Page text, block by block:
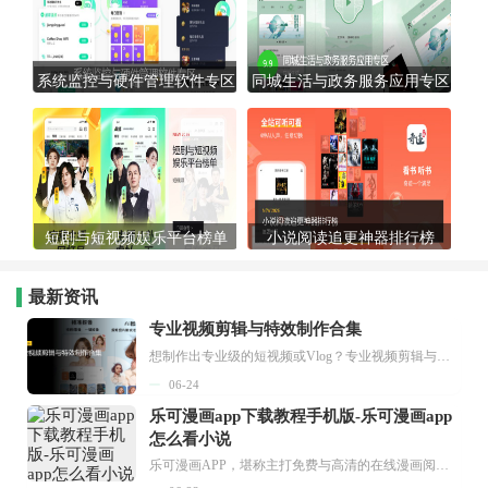
系统监控与硬件管理软件专区 同城生活与政务服务应用专区
短剧与短视频娱乐平台榜单 小说阅读追更神器排行榜
最新资讯
专业视频剪辑与特效制作合集
想制作出专业级的短视频或Vlog？专业视频剪辑与特效制作大全专题为你提供了从剪辑、抠像到特效包装的全套解决方案。无论是添加炫酷的片头、进行精准的视频抠图，还是制...
06-24
乐可漫画app下载教程手机版-乐可漫画app
怎么看小说
乐可漫画APP，堪称主打免费与高清的在线漫画阅读神器。其官方版提供海量完整版漫画资源，无论是国内漫画，还是日漫、韩漫、台漫、美漫等国外漫画，应有尽有，随时供你阅读。只需轻点一下，便能直接进入阅读界面。不仅如此，乐可漫画最新版本更新速度极快，在这里，你总能抢先看到全网一手漫画章节内容！...